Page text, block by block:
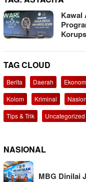
Kawal
TAG CLOUD
Berita Daerah
Kolom
Kriminal
Tips & Trik
Uncategorized
NASIONAL
MBG Dinilai